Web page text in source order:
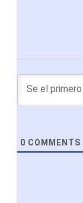
0 COMMENTS